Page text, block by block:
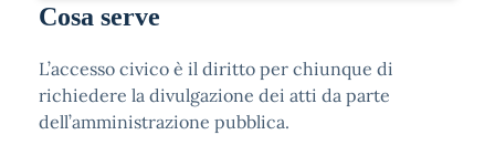
Cosa serve
L’accesso civico è il diritto per chiunque di
richiedere la divulgazione dei atti da parte
dell’amministrazione pubblica.